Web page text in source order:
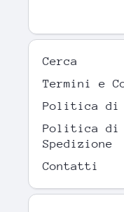
Cerca
Termini e
Politica di
Politica di
Spedizione
Contatti